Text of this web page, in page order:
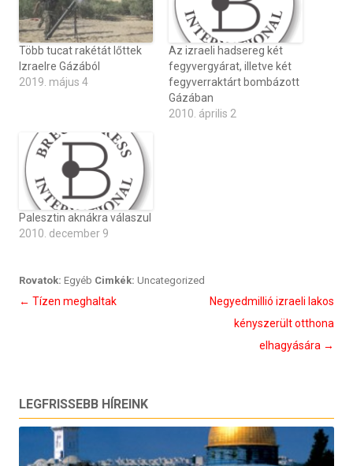
Több tucat rakétát lőttek
Izraelre Gázából
2019. május 4
Az izraeli hadsereg két
fegyvergyárat, illetve két
fegyverraktárt bombázott
Gázában
2010. április 2
Palesztin aknákra válaszul
2010. december 9
Rovatok: Egyéb Cimkék: Uncategorized
Bejegyzés
← Tízen meghaltak
Negyedmillió izraeli lakos
kényszerült otthona
elhagyására →
LEGFRISSEBB HÍREINK